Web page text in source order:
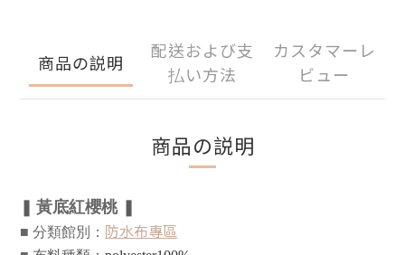
商品の説明
配送および支
払い方法
カスタマーレ
ビュー
商品の説明
黃底紅櫻桃
■ 分類館別： 防水布專區